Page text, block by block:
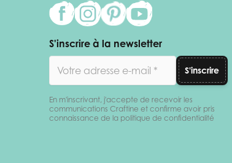
S'inscrire à la newsletter
S'inscrire
En m'inscrivant, j'accepte de recevoir les
communications Craftine et confirme avoir pris
connaissance de la politique de confidentialité